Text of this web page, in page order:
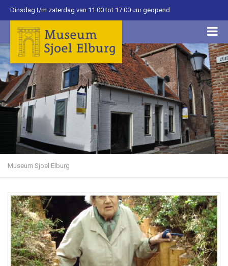
Dinsdag t/m zaterdag van 11.00 tot 17.00 uur geopend
Museum Sjoel Elburg